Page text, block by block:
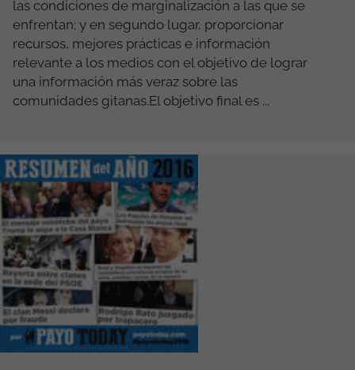
las condiciones de marginalización a las que se
enfrentan; y en segundo lugar, proporcionar
recursos, mejores prácticas e información
relevante a los medios con el objetivo de lograr
una información más veraz sobre las
comunidades gitanas.El objetivo final es ...